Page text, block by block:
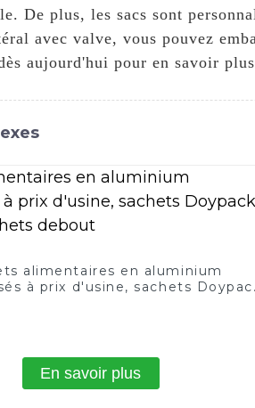
De plus, les sacs sont
avec valve, vous pouvez
aujourd'hui pour en savoir
alimentaires en aluminium
à prix d'usine, sachets
En savoir plus